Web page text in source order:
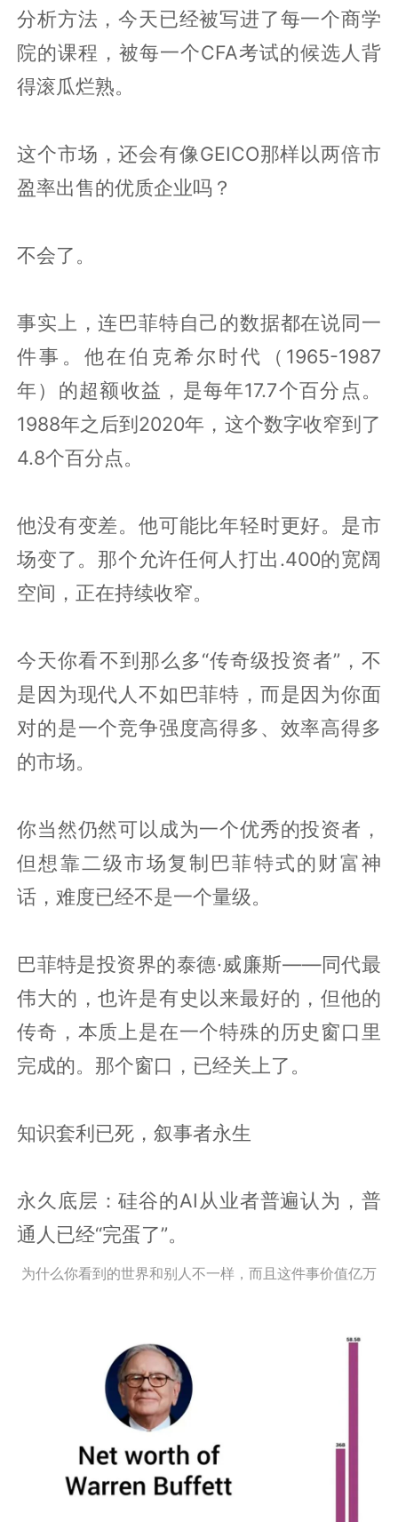
分析方法，今天已经被写进了每一个商学
院的课程，被每一个CFA考试的候选人背
得滚瓜烂熟。
这个市场，还会有像GEICO那样以两倍市
盈率出售的优质企业吗？
不会了。
事实上，连巴菲特自己的数据都在说同一
件事。他在伯克希尔时代（1965-1987
年）的超额收益，是每年17.7个百分点。
1988年之后到2020年，这个数字收窄到了
4.8个百分点。
他没有变差。他可能比年轻时更好。是市
场变了。那个允许任何人打出.400的宽阔
空间，正在持续收窄。
今天你看不到那么多“传奇级投资者”，不
是因为现代人不如巴菲特，而是因为你面
对的是一个竞争强度高得多、效率高得多
的市场。
你当然仍然可以成为一个优秀的投资者，
但想靠二级市场复制巴菲特式的财富神
话，难度已经不是一个量级。
巴菲特是投资界的泰德·威廉斯——同代最
伟大的，也许是有史以来最好的，但他的
传奇，本质上是在一个特殊的历史窗口里
完成的。那个窗口，已经关上了。
知识套利已死，叙事者永生
永久底层：硅谷的AI从业者普遍认为，普
通人已经“完蛋了”。
为什么你看到的世界和别人不一样，而且这件事价值亿万